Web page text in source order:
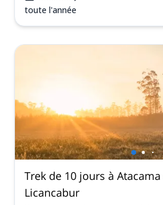
toute l'année
Trek de 10 jours à
Licancabur